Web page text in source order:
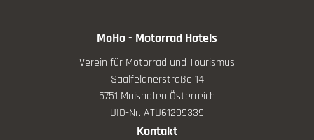
MoHo - Motorrad Hotels
Verein für Motorrad und Tourismus
Saalfeldnerstraße 14
5751 Maishofen Österreich
UID-Nr. ATU61299339
Kontakt